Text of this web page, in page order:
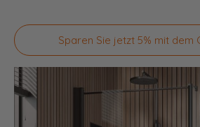
Sparen Sie jetzt 5% mit dem